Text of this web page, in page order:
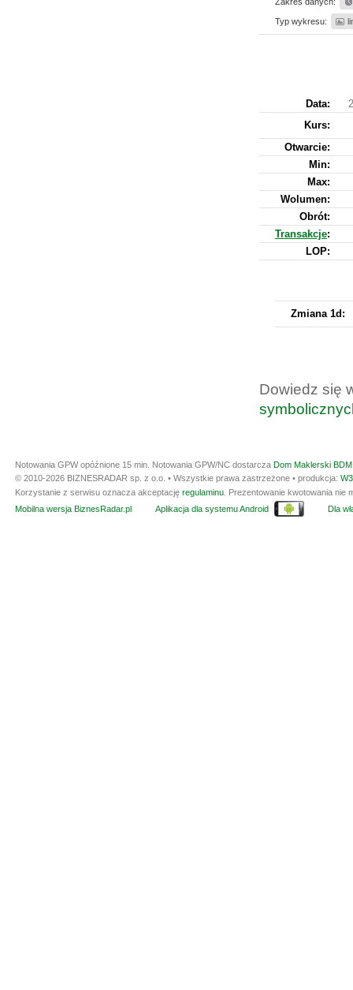
Typ wykresu:
Data:
Kurs:
Otwarcie:
Min:
Max:
Wolumen:
Obrót:
Transakcje:
LOP:
Zmiana 1d:
Dowiedz się
Notowania GPW opóźnione 15 min. Notowania GPW/NC dostarcza Dom Maklerski
© 2010-2026 BIZNESRADAR sp. z o.o. • Wszystkie prawa zastrzeżone • produkcja:
Korzystanie z serwisu oznacza akceptację regulaminu . Prezentowanie kwotowania
Mobilna wersja BiznesRadar.pl
Aplikacja dla systemu Android Dla